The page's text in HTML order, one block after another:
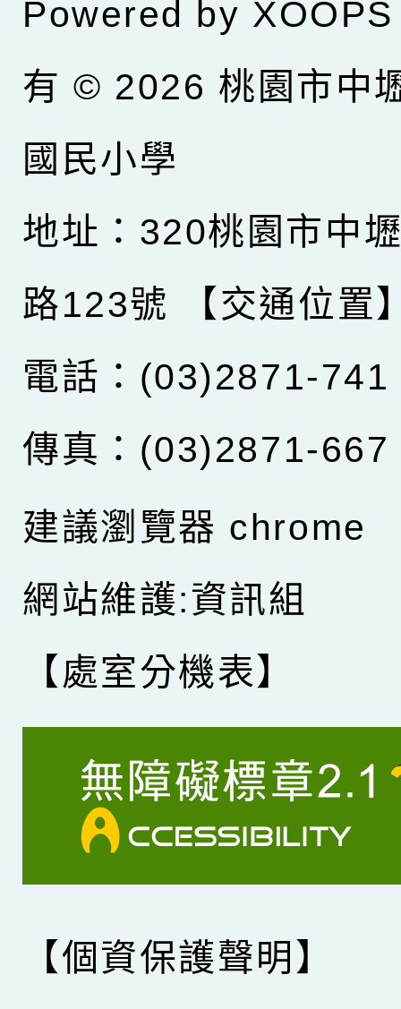
Powered by XOOPS
有 © 2026 桃園市中
國民小學
地址：320桃園市中
路123號
【交通位置
電話：(03)2871-741
傳真：(03)2871-667
建議瀏覽器 chrome
網站維護:資訊組
【處室分機表】
【個資保護聲明】